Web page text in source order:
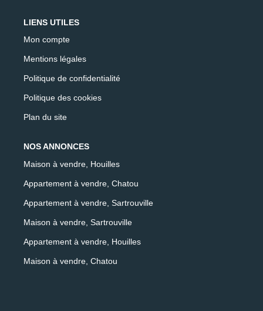
LIENS UTILES
Mon compte
Mentions légales
Politique de confidentialité
Politique des cookies
Plan du site
NOS ANNONCES
Maison à vendre, Houilles
Appartement à vendre, Chatou
Appartement à vendre, Sartrouville
Maison à vendre, Sartrouville
Appartement à vendre, Houilles
Maison à vendre, Chatou